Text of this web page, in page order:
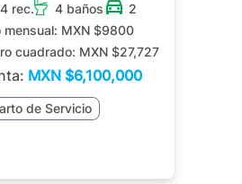
4 rec. 4 baños
2
mensual: MXN $9800
cuadrado: MXN $27,727
MXN $6,100,000
de Servicio